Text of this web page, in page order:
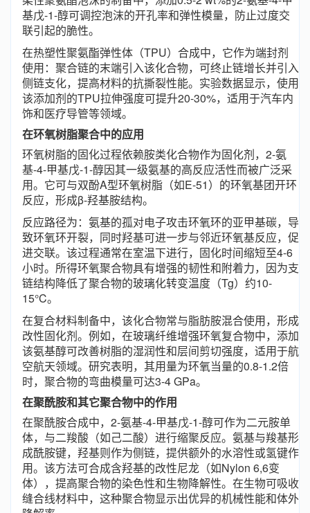
基戊-1-醇可调控泡沫的开孔率和弹性模量，防止过度交
联引起的脆性。
在热塑性聚氨酯弹性体（TPU）合成中，它作为端封剂
使用：聚合链的末端引入该化合物，可终止链增长并引入
侧链支化，提高材料的抗撕裂性能。实验数据显示，使用
该添加剂的TPU拉伸强度可提升20-30%，适用于汽车内
饰和医疗导管等领域。
在环氧树脂聚合中的应用
环氧树脂的固化过程依赖胺类化合物作为固化剂，2-氨
基-4-甲基戊-1-醇因其一级氨基的高反应活性而被广泛采
用。它可与双酚A型环氧树脂（如E-51）的环氧基团开环
反应，形成β-羟基胺结构。
反应路径为：氨基的孤对电子攻击环氧环的亚甲基碳，导
致环氧环开裂，同时羟基可进一步与邻近环氧基反应，促
进交联。该过程通常在室温下进行，固化时间缩短至4-6
小时。所得环氧聚合物具有增强的韧性和附着力，因为支
链结构降低了聚合物的玻璃化转变温度（Tg）约10-
15°C。
在复合材料制备中，该化合物常与脂肪胺混合使用，形成
改性固化剂。例如，在玻璃纤维增强环氧复合物中，添加
该氨基醇可改善树脂的湿润性和层间剪切强度，适用于航
空航天领域。研究表明，其用量为环氧当量的0.8-1.2倍
时，聚合物的弯曲模量可达3-4 GPa。
在聚酰胺和其它聚合物中的作用
在聚酰胺合成中，2-氨基-4-甲基戊-1-醇可作为二元胺单
体，与二羧酸（如己二酸）进行缩聚反应。氨基与羧基形
成酰胺键，羟基则作为侧链，提供额外的水溶性或氢键作
用。该方法可合成含羟基的改性尼龙（如Nylon 6,6变
体），提高聚合物的染色性和生物降解性。在生物可吸收
缝合线材料中，这种聚合物显示出优异的机械性能和体外